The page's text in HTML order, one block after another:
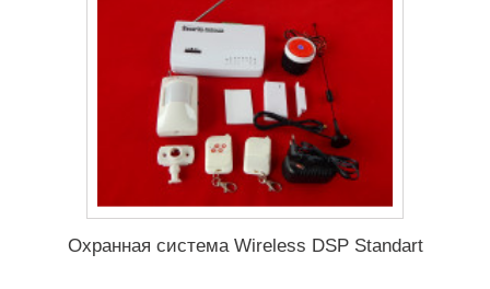
Охранная система Wireless DSP Standart